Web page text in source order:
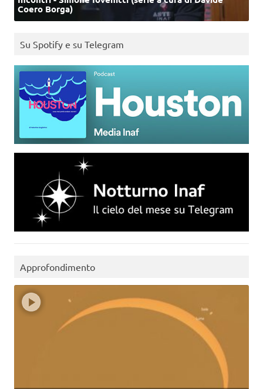
Coero Borga)
Su Spotify e su Telegram
Approfondimento